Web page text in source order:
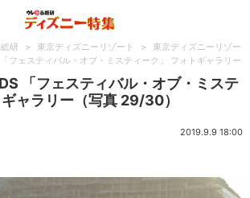
研 > 東京ディズニーリゾート >
東京ディズニーリゾー
フェスティバル・オブ・ミスティーク」 フォトギャラリー
「フェスティバル・オブ・ミステ
ャラリー（写真 29/30）
2019.9.9 18:00